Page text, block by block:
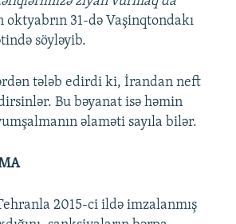
oktyabrın 31-də Vaşinqtondakı
söyləyib.
tələb edirdi ki, İrandan neft
Bu bəyanat isə həmin
əlaməti sayıla bilər.
2015-ci ildə imzalanmış